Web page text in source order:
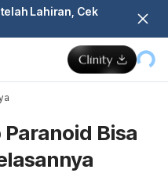
Lahiran, Cek
Bisa